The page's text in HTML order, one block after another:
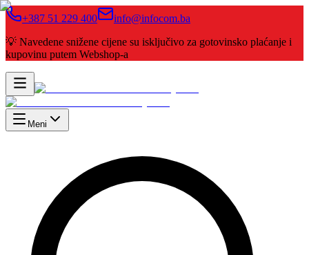
+387 51 229 400
info@infocom.ba
💡 Navedene snižene cijene su isključivo za gotovinsko plaćanje i
kupovinu putem Webshop-a
Meni